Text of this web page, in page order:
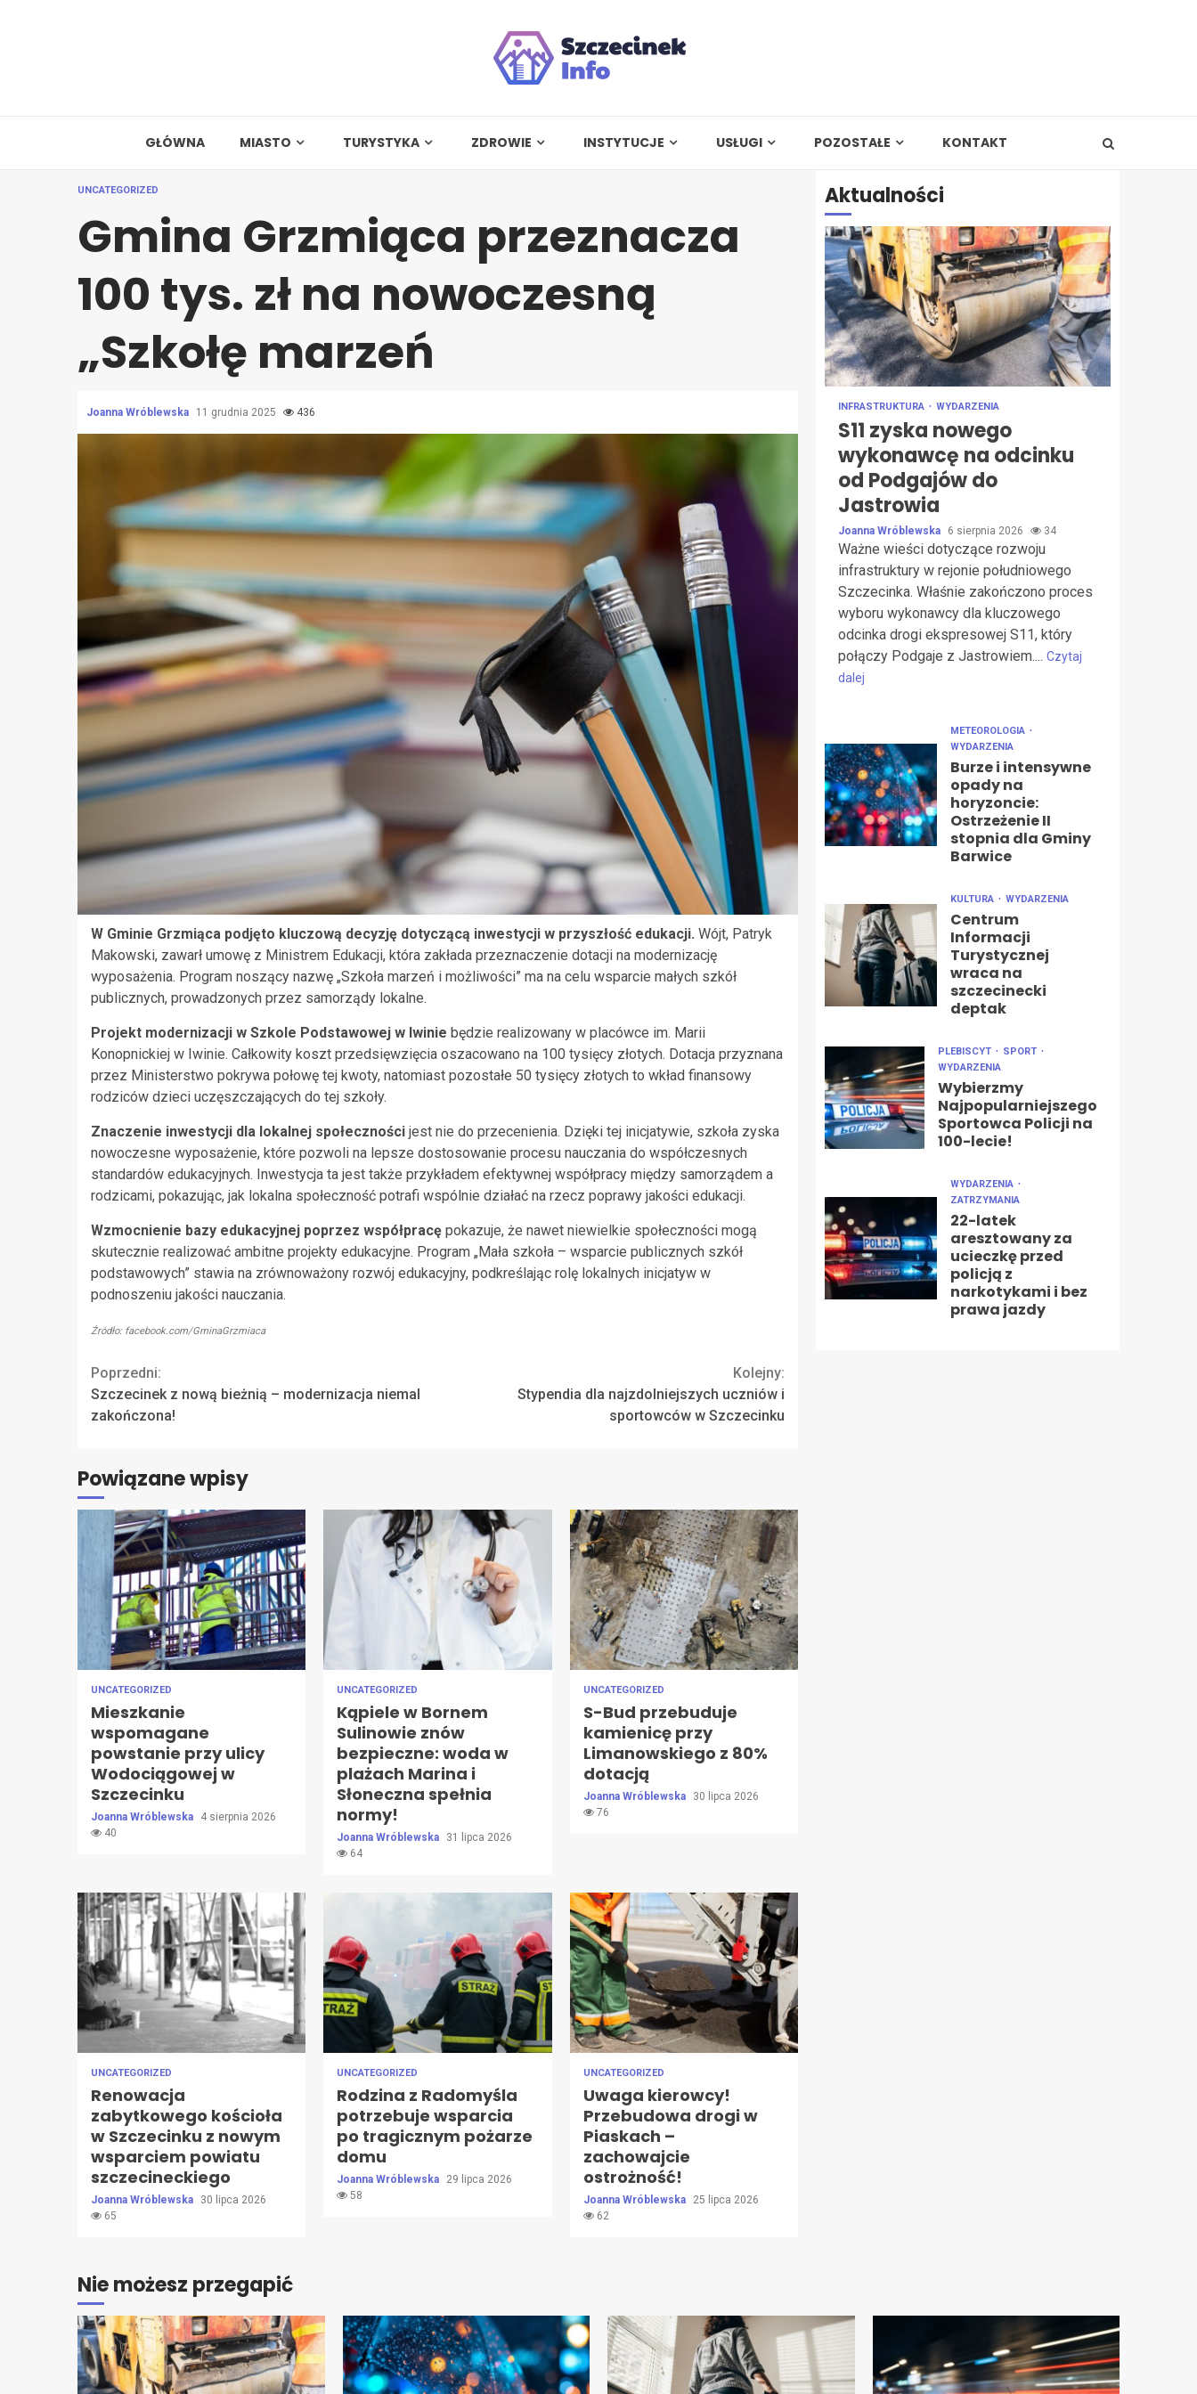
GŁÓWNA MIASTO TURYSTYKA ZDROWIE INSTYTUCJE USŁUGI POZOSTAŁE KONTAKT
UNCATEGORIZED
Gmina Grzmiąca przeznacza
100 tys. zł na nowoczesną
„Szkołę marzeń
Joanna Wróblewska 11 grudnia 2025 436
W Gminie Grzmiąca podjęto kluczową decyzję dotyczącą inwestycji w przyszłość edukacji. Wójt, Patryk
Makowski, zawarł umowę z Ministrem Edukacji, która zakłada przeznaczenie dotacji na modernizację
wyposażenia. Program noszący nazwę „Szkoła marzeń i możliwości” ma na celu wsparcie małych szkół
publicznych, prowadzonych przez samorządy lokalne.
Projekt modernizacji w Szkole Podstawowej w Iwinie będzie realizowany w placówce im. Marii
Konopnickiej w Iwinie. Całkowity koszt przedsięwzięcia oszacowano na 100 tysięcy złotych. Dotacja przyznana
przez Ministerstwo pokrywa połowę tej kwoty, natomiast pozostałe 50 tysięcy złotych to wkład finansowy
rodziców dzieci uczęszczających do tej szkoły.
Znaczenie inwestycji dla lokalnej społeczności jest nie do przecenienia. Dzięki tej inicjatywie, szkoła zyska
nowoczesne wyposażenie, które pozwoli na lepsze dostosowanie procesu nauczania do współczesnych
standardów edukacyjnych. Inwestycja ta jest także przykładem efektywnej współpracy między samorządem a
rodzicami, pokazując, jak lokalna społeczność potrafi wspólnie działać na rzecz poprawy jakości edukacji.
Wzmocnienie bazy edukacyjnej poprzez współpracę pokazuje, że nawet niewielkie społeczności mogą
skutecznie realizować ambitne projekty edukacyjne. Program „Mała szkoła – wsparcie publicznych szkół
podstawowych” stawia na zrównoważony rozwój edukacyjny, podkreślając rolę lokalnych inicjatyw w
podnoszeniu jakości nauczania.
Źródło: facebook.com/GminaGrzmiaca
Continue
Reading
Poprzedni:
Szczecinek z nową bieżnią – modernizacja niemal
zakończona!
Kolejny:
Stypendia dla najzdolniejszych uczniów i
sportowców w Szczecinku
Powiązane wpisy
UNCATEGORIZED
Mieszkanie
wspomagane
powstanie przy ulicy
Wodociągowej w
Szczecinku
Joanna Wróblewska
4 sierpnia 2026
40
UNCATEGORIZED
Kąpiele w Bornem
Sulinowie znów
bezpieczne: woda w
plażach Marina i
Słoneczna spełnia
normy!
Joanna Wróblewska
31 lipca 2026
64
UNCATEGORIZED
S-Bud przebuduje
kamienicę przy
Limanowskiego z 80%
dotacją
Joanna Wróblewska
30 lipca 2026
76
UNCATEGORIZED
Renowacja
zabytkowego kościoła
w Szczecinku z nowym
wsparciem powiatu
szczecineckiego
Joanna Wróblewska
30 lipca 2026
65
UNCATEGORIZED
Rodzina z Radomyśla
potrzebuje wsparcia
po tragicznym pożarze
domu
Joanna Wróblewska
29 lipca 2026
58
UNCATEGORIZED
Uwaga kierowcy!
Przebudowa drogi w
Piaskach –
zachowajcie
ostrożność!
Joanna Wróblewska
25 lipca 2026
62
Aktualności
INFRASTRUKTURA WYDARZENIA
S11 zyska nowego
wykonawcę na odcinku
od Podgajów do
Jastrowia
Joanna Wróblewska 6 sierpnia 2026 34
Ważne wieści dotyczące rozwoju
infrastruktury w rejonie południowego
Szczecinka. Właśnie zakończono proces
wyboru wykonawcy dla kluczowego
odcinka drogi ekspresowej S11, który
połączy Podgaje z Jastrowiem.... Czytaj
dalej
METEOROLOGIA
WYDARZENIA
Burze i intensywne
opady na
horyzoncie:
Ostrzeżenie II
stopnia dla Gminy
Barwice
KULTURA WYDARZENIA
Centrum
Informacji
Turystycznej
wraca na
szczecinecki
deptak
PLEBISCYT
SPORT
WYDARZENIA
Wybierzmy
Najpopularniejszego
Sportowca Policji na
100-lecie!
WYDARZENIA
ZATRZYMANIA
22-latek
aresztowany za
ucieczkę przed
policją z
narkotykami i bez
prawa jazdy
Nie możesz przegapić